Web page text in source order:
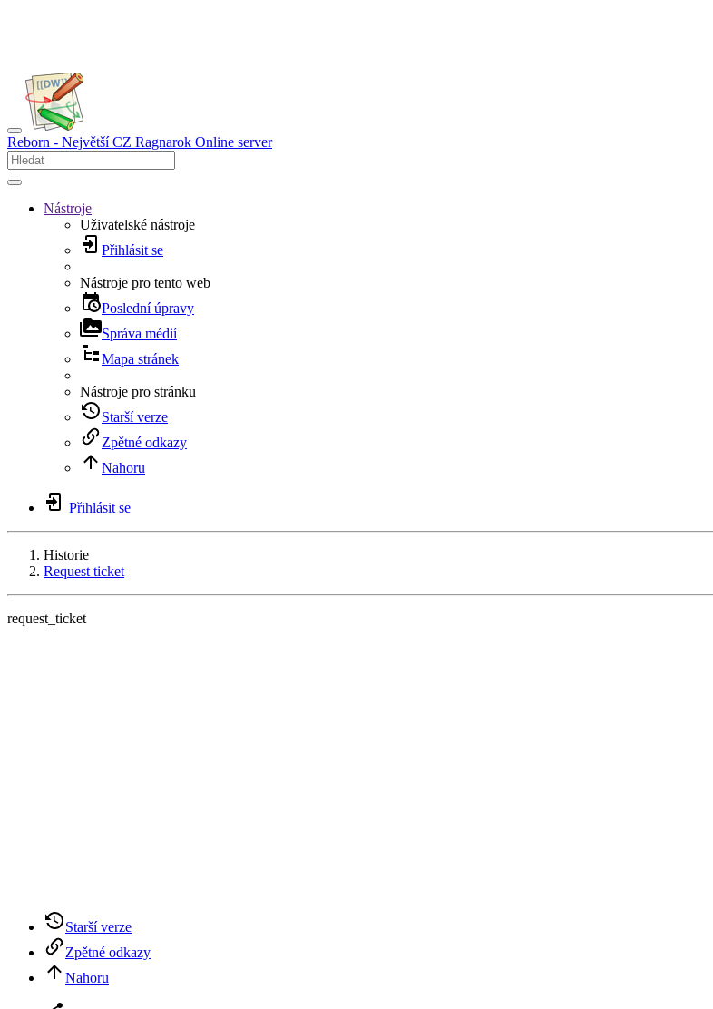
Reborn - Největší CZ Ragnarok Online server
Nástroje
Uživatelské nástroje
Přihlásit se
Nástroje pro tento web
Poslední úpravy
Správa médií
Mapa stránek
Nástroje pro stránku
Starší verze
Zpětné odkazy
Nahoru
Přihlásit se
Historie
Request ticket
request_ticket
Starší verze
Zpětné odkazy
Nahoru